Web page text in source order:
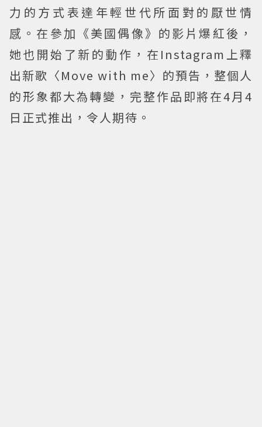
力的方式表達年輕世代所面對的厭世情
感。在參加《美國偶像》的影片爆紅後，
她也開始了新的動作，在Instagram上釋
出新歌〈Move with me〉的預告，整個人
的形象都大為轉變，完整作品即將在4月4
日正式推出，令人期待。